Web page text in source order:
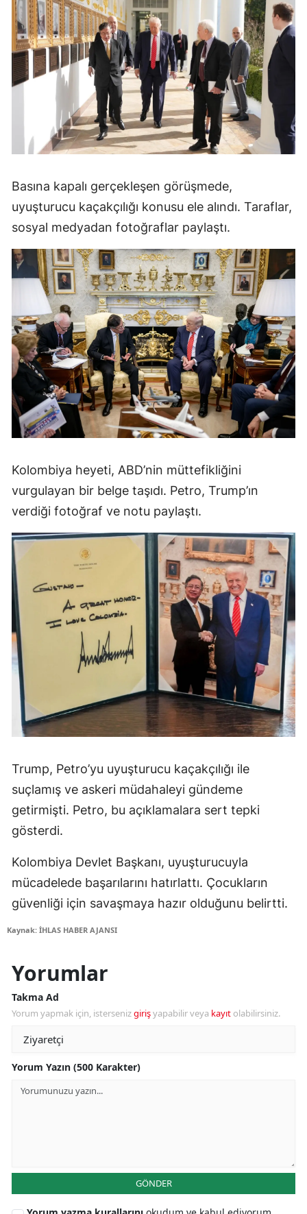
Basına kapalı gerçekleşen görüşmede,
uyuşturucu kaçakçılığı konusu ele alındı. Taraflar,
sosyal medyadan fotoğraflar paylaştı.
Kolombiya heyeti, ABD’nin müttefikliğini
vurgulayan bir belge taşıdı. Petro, Trump’ın
verdiği fotoğraf ve notu paylaştı.
Trump, Petro’yu uyuşturucu kaçakçılığı ile
suçlamış ve askeri müdahaleyi gündeme
getirmişti. Petro, bu açıklamalara sert tepki
gösterdi.
Kolombiya Devlet Başkanı, uyuşturucuyla
mücadelede başarılarını hatırlattı. Çocukların
güvenliği için savaşmaya hazır olduğunu belirtti.
Kaynak: İHLAS HABER AJANSI
Yorumlar
Takma Ad
Yorum yapmak için, istersenizgirişyapabilir veya kayıt olabilirsiniz.
Yorum Yazın (500 Karakter)
GÖNDER